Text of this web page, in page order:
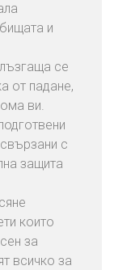
и
се
от падане,
ви.
с
защита
които
за
всичко за